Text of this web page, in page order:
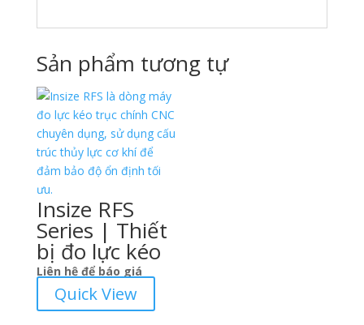
Sản phẩm tương tự
Insize RFS
Series | Thiết
bị đo lực kéo
Liên hệ để báo giá
Quick View